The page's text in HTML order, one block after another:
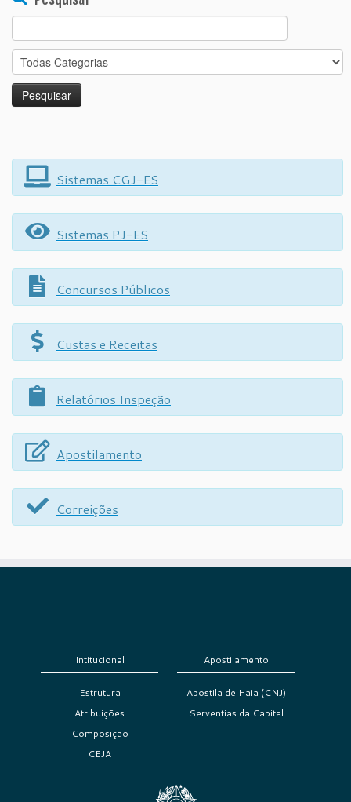
Search
for:
Sistemas CGJ-ES
Sistemas PJ-ES
Concursos Públicos
Custas e Receitas
Relatórios Inspeção
Apostilamento
Correições
Intitucional
Estrutura
Atribuições
Composição
CEJA
Apostilamento
Apostila de Haia (CNJ)
Serventias da Capital